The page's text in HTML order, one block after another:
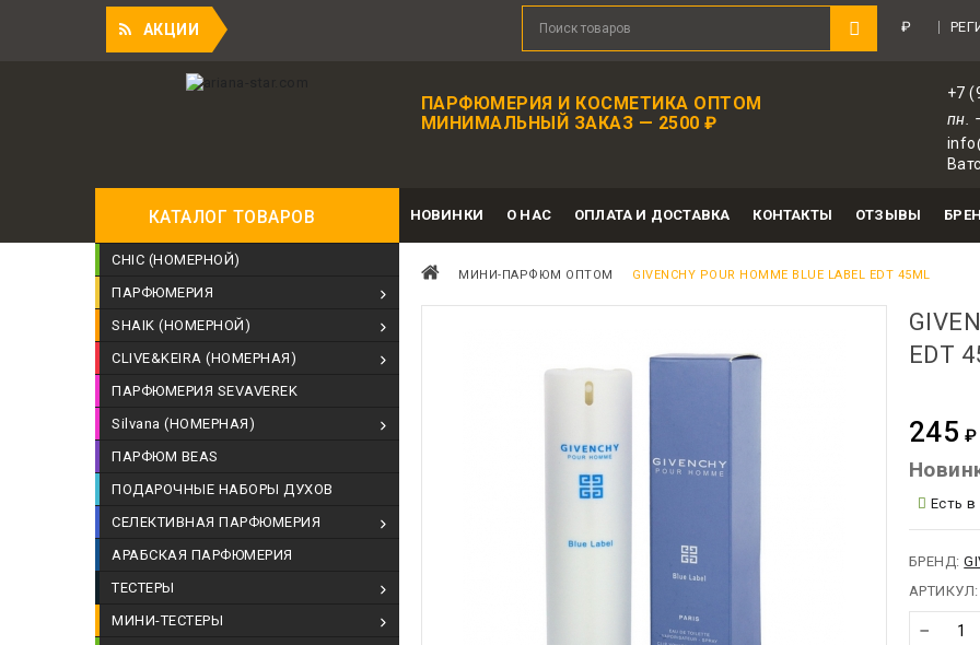
АКЦИИ Приятный подарок в каждом заказе! ₽
ПАРФЮМЕРИЯ И КОСМЕТИКА ОПТОМ
МИНИМАЛЬНЫЙ ЗАКАЗ — 2500 ₽
+7
пн.
КАТАЛОГ ТОВАРОВ НОВИНКИ О НАС ОПЛАТА И ДОСТАВКА КОНТАКТЫ ОТЗЫВЫ
CHIC (НОМЕРНОЙ)
ПАРФЮМЕРИЯ
SHAIK (НОМЕРНОЙ)
CLIVE&KEIRA (НОМЕРНАЯ)
ПАРФЮМЕРИЯ SEVAVEREK
Silvana (НОМЕРНАЯ)
ПАРФЮМ BEAS
ПОДАРОЧНЫЕ НАБОРЫ ДУХОВ
СЕЛЕКТИВНАЯ ПАРФЮМЕРИЯ
АРАБСКАЯ ПАРФЮМЕРИЯ
ТЕСТЕРЫ
МИНИ-ТЕСТЕРЫ
МИНИ-ПАРФЮМ ОПТОМ GIVENCHY POUR HOMME BLUE LABEL EDT 45ML
EDT
245 ₽
Для
от
Есть в
БРЕНД:
АРТИКУЛ:
−